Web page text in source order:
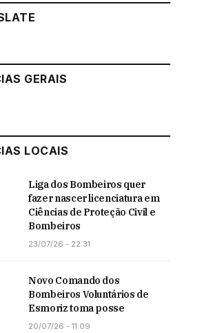
GERAIS
LOCAIS
Liga dos Bombeiros quer
fazer nascer licenciatura em
Ciências de Proteção Civil e
Bombeiros
23/07/26 - 22:31
Novo Comando dos
Bombeiros Voluntários de
Esmoriz toma posse
20/07/26 - 11:09